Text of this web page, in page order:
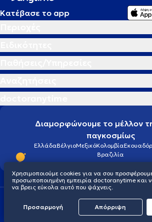
Κατέβασε το app
Διαμορφώνουμε το μέλλον
παγκοσμίως
ΕλλάδαΒέλγιοΜεξικόΚολομβίαΕκουαδόρ
Βραζιλία
Πολιτική προστασίας
© 2026 doctoranytime
Χρησιμοποιούμε cookies για να σου
προσωποποιημένη εμπειρία doctoranytime και
να βρεις εύκολα αυτό που ψάχνεις.
Προσαρμογή Απόρριψη